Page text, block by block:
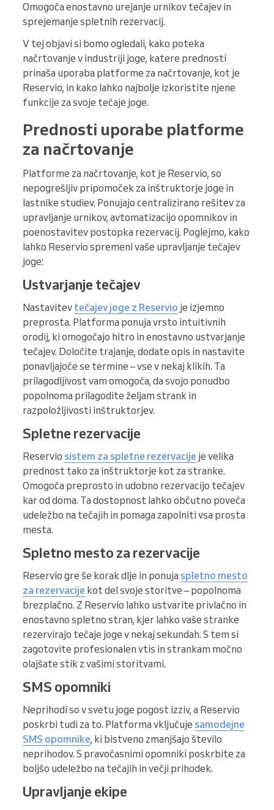
Omogoča enostavno urejanje urnikov tečajev in
sprejemanje spletnih rezervacij.
V tej objavi si bomo ogledali, kako poteka
načrtovanje v industriji joge, katere prednosti
prinaša uporaba platforme za načrtovanje, kot je
Reservio, in kako lahko najbolje izkoristite njene
funkcije za svoje tečaje joge.
Prednosti uporabe platforme
za načrtovanje
Platforme za načrtovanje, kot je Reservio, so
nepogrešljiv pripomoček za inštruktorje joge in
lastnike studiev. Ponujajo centralizirano rešitev za
upravljanje urnikov, avtomatizacijo opomnikov in
poenostavitev postopka rezervacij. Poglejmo, kako
lahko Reservio spremeni vaše upravljanje tečajev
joge:
Ustvarjanje tečajev
Nastavitev tečajev joge z Reservio je izjemno
preprosta. Platforma ponuja vrsto intuitivnih
orodij, ki omogočajo hitro in enostavno ustvarjanje
tečajev. Določite trajanje, dodate opis in nastavite
ponavljajoče se termine – vse v nekaj klikih. Ta
prilagodljivost vam omogoča, da svojo ponudbo
popolnoma prilagodite željam strank in
razpoložljivosti inštruktorjev.
Spletne rezervacije
Reservio sistem za spletne rezervacije je velika
prednost tako za inštruktorje kot za stranke.
Omogoča preprosto in udobno rezervacijo tečajev
kar od doma. Ta dostopnost lahko občutno poveča
udeležbo na tečajih in pomaga zapolniti vsa prosta
mesta.
Spletno mesto za rezervacije
Reservio gre še korak dlje in ponuja spletno mesto
za rezervacije kot del svoje storitve – popolnoma
brezplačno. Z Reservio lahko ustvarite privlačno in
enostavno spletno stran, kjer lahko vaše stranke
rezervirajo tečaje joge v nekaj sekundah. S tem si
zagotovite profesionalen vtis in strankam močno
olajšate stik z vašimi storitvami.
SMS opomniki
Neprihodi so v svetu joge pogost izziv, a Reservio
poskrbi tudi za to. Platforma vključuje samodejne
SMS opomnike, ki bistveno zmanjšajo število
neprihodov. S pravočasnimi opomniki poskrbite za
boljšo udeležbo na tečajih in večji prihodek.
Upravljanje ekipe